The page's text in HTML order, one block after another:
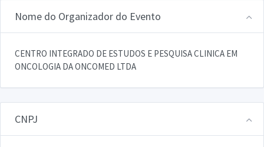
Nome do Organizador do Evento
CENTRO INTEGRADO DE ESTUDOS E PESQUISA CLINICA EM
ONCOLOGIA DA ONCOMED LTDA
CNPJ